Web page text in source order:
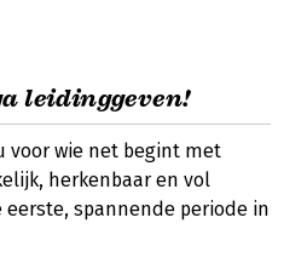
leidinggeven!
voor wie net begint met
herkenbaar en vol
eerste, spannende periode in